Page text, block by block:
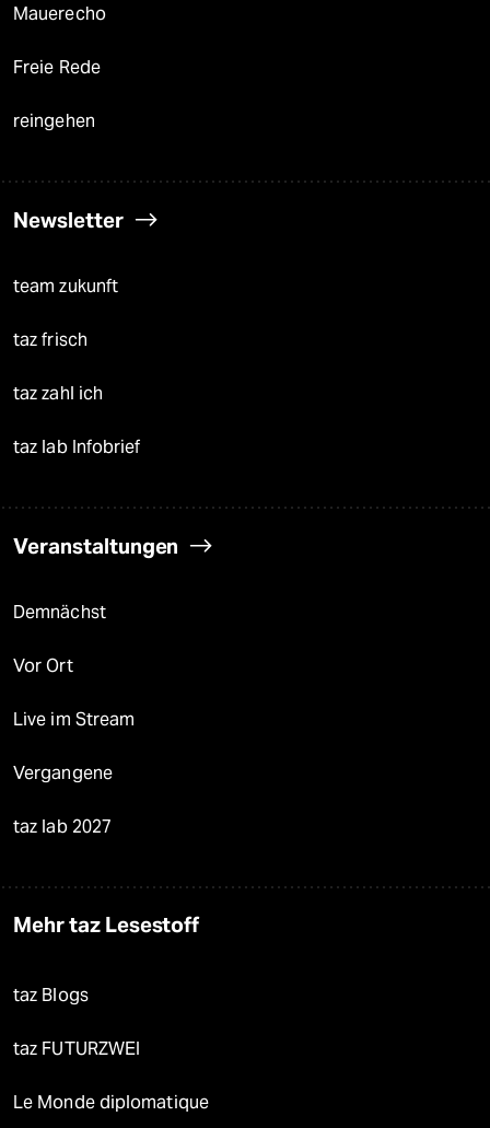
Mauerecho
Freie Rede
reingehen
Newsletter
team zukunft
taz frisch
taz zahl ich
taz lab Infobrief
Veranstaltungen
Demnächst
Vor Ort
Live im Stream
Vergangene
taz lab 2027
Mehr taz Lesestoff
taz Blogs
taz FUTURZWEI
Le Monde diplomatique